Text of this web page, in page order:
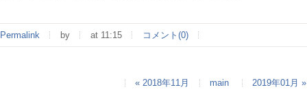
Permalink by at 11:15 コメント(0)
« 2018年11月 main 2019年01月 »